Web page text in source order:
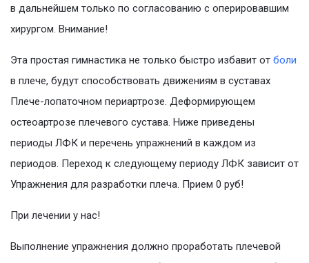
в дальнейшем только по согласованию с оперировавшим
хирургом. Внимание!
Эта простая гимнастика не только быстро избавит от боли
в плече, будут способствовать движениям в суставах
Плече-лопаточном периартрозе. Деформирующем
остеоартрозе плечевого сустава. Ниже приведены
периоды ЛФК и перечень упражнений в каждом из
периодов. Переход к следующему периоду ЛФК зависит от
Упражнения для разработки плеча. Прием 0 руб!
При лечении у нас!
Выполнение упражнения должно проработать плечевой